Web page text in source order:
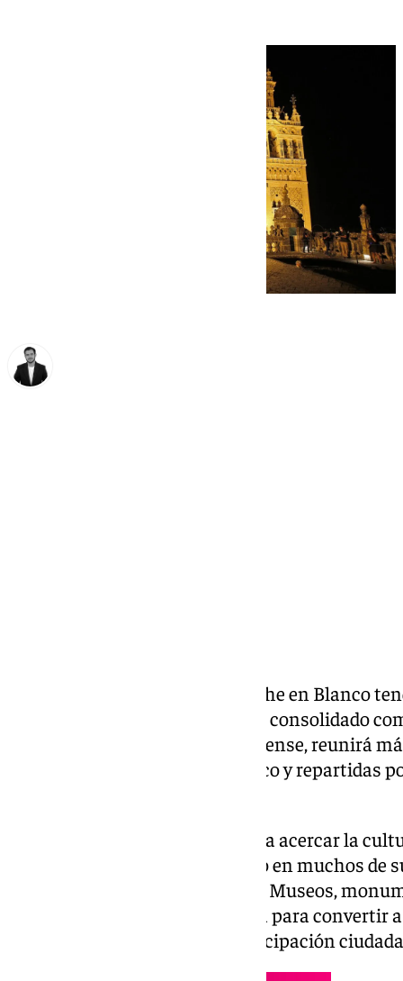
La duodécima edición de la Noche en Blanco
octubre de 2025. Este evento, ya consolidado
culturales del calendario hispalense, reunirá
patrimoniales abiertas al público y repartidas
Concebida como una noche para acercar la
iniciativa ofrece acceso gratuito en muchos de
descuentos especiales en otros. Museos,
abrirán de forma extraordinaria para convertir
creatividad, intercambio y participación